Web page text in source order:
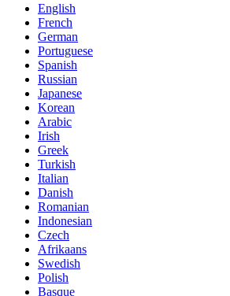
English
French
German
Portuguese
Spanish
Russian
Japanese
Korean
Arabic
Irish
Greek
Turkish
Italian
Danish
Romanian
Indonesian
Czech
Afrikaans
Swedish
Polish
Basque